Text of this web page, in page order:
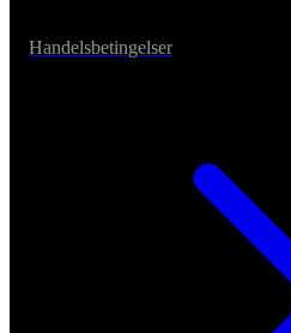
Handelsbetingelser